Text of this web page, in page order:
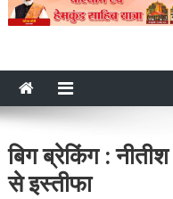
बिग ब्रेकिंग :
से इस्तीफा